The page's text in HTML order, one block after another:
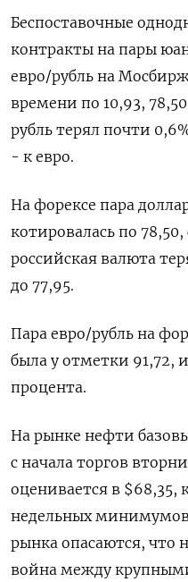
Беспоставочные
контракты на пары
евро/рубль на
времени по 10,93,
рубль терял почти
- к евро.
На форексе пара
котировалась по
российская валюта
до 77,95.
Пара евро/рубль на
была у отметки 91,72,
процента.
На рынке нефти
с начала торгов
оценивается в $68,35,
недельных
рынка опасаются, что
война между